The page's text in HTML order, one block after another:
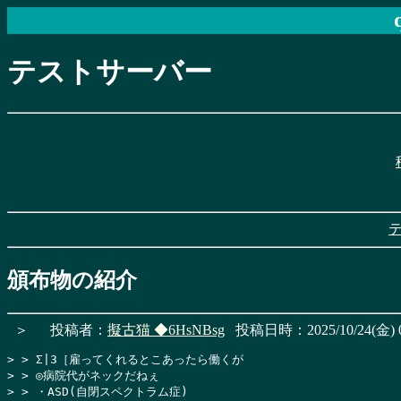
テストサーバー
頒布物の紹介
＞ 投稿者： 擬古猫 ◆6HsNBsg 投稿日時：2025/10/24(金)
> > Σ|3［雇ってくれるとこあったら働くが
> > ◎病院代がネックだねぇ
> > ・ASD(自閉スペクトラム症)